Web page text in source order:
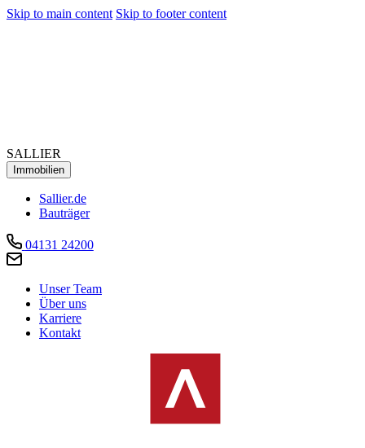
Skip to main content Skip to footer content
SALLIER
Immobilien
Sallier.de
Bauträger
04131 24200
Unser Team
Über uns
Karriere
Kontakt